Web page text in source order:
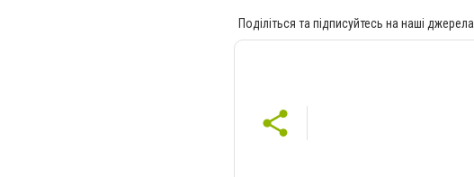
Поділіться та підписуйтесь на наші джерела